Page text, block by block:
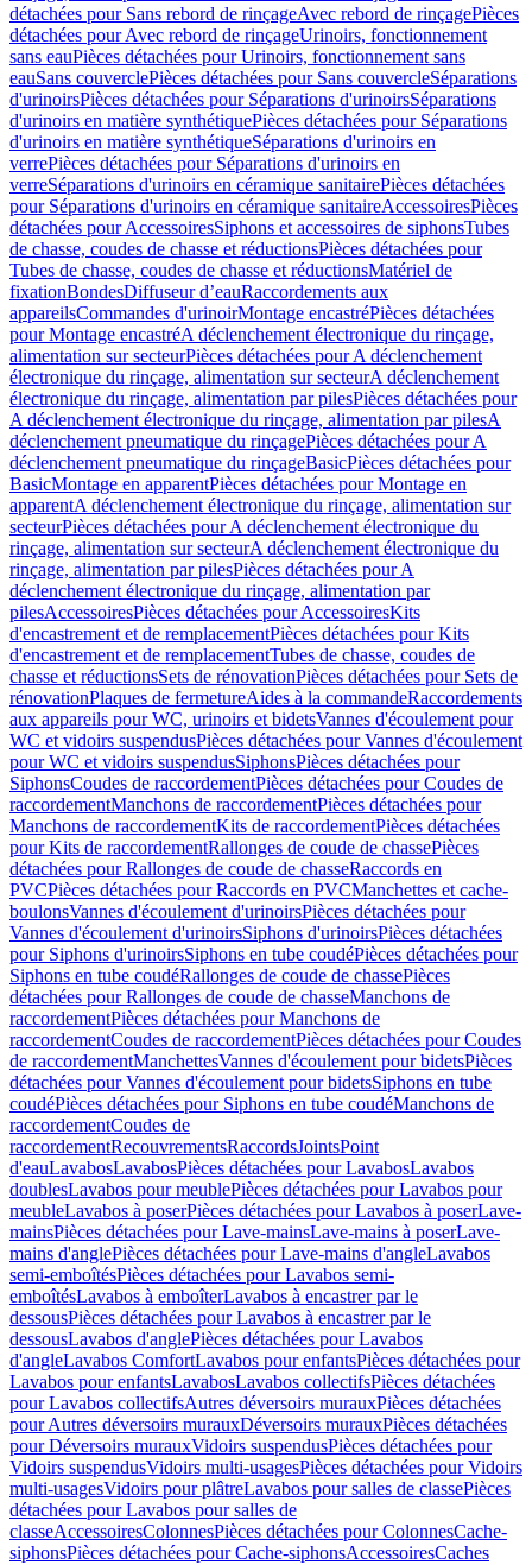
détachées pour Sans rebord de rinçageAvec rebord de rinçagePièces
détachées pour Avec rebord de rinçageUrinoirs, fonctionnement
sans eauPièces détachées pour Urinoirs, fonctionnement sans
eauSans couverclePièces détachées pour Sans couvercleSéparations
d'urinoirsPièces détachées pour Séparations d'urinoirsSéparations
d'urinoirs en matière synthétiquePièces détachées pour Séparations
d'urinoirs en matière synthétiqueSéparations d'urinoirs en
verrePièces détachées pour Séparations d'urinoirs en
verreSéparations d'urinoirs en céramique sanitairePièces détachées
pour Séparations d'urinoirs en céramique sanitaireAccessoiresPièces
détachées pour AccessoiresSiphons et accessoires de siphonsTubes
de chasse, coudes de chasse et réductionsPièces détachées pour
Tubes de chasse, coudes de chasse et réductionsMatériel de
fixationBondesDiffuseur d’eauRaccordements aux
appareilsCommandes d'urinoirMontage encastréPièces détachées
pour Montage encastréA déclenchement électronique du rinçage,
alimentation sur secteurPièces détachées pour A déclenchement
électronique du rinçage, alimentation sur secteurA déclenchement
électronique du rinçage, alimentation par pilesPièces détachées pour
A déclenchement électronique du rinçage, alimentation par pilesA
déclenchement pneumatique du rinçagePièces détachées pour A
déclenchement pneumatique du rinçageBasicPièces détachées pour
BasicMontage en apparentPièces détachées pour Montage en
apparentA déclenchement électronique du rinçage, alimentation sur
secteurPièces détachées pour A déclenchement électronique du
rinçage, alimentation sur secteurA déclenchement électronique du
rinçage, alimentation par pilesPièces détachées pour A
déclenchement électronique du rinçage, alimentation par
pilesAccessoiresPièces détachées pour AccessoiresKits
d'encastrement et de remplacementPièces détachées pour Kits
d'encastrement et de remplacementTubes de chasse, coudes de
chasse et réductionsSets de rénovationPièces détachées pour Sets de
rénovationPlaques de fermetureAides à la commandeRaccordements
aux appareils pour WC, urinoirs et bidetsVannes d'écoulement pour
WC et vidoirs suspendusPièces détachées pour Vannes d'écoulement
pour WC et vidoirs suspendusSiphonsPièces détachées pour
SiphonsCoudes de raccordementPièces détachées pour Coudes de
raccordementManchons de raccordementPièces détachées pour
Manchons de raccordementKits de raccordementPièces détachées
pour Kits de raccordementRallonges de coude de chassePièces
détachées pour Rallonges de coude de chasseRaccords en
PVCPièces détachées pour Raccords en PVCManchettes et cache-
boulonsVannes d'écoulement d'urinoirsPièces détachées pour
Vannes d'écoulement d'urinoirsSiphons d'urinoirsPièces détachées
pour Siphons d'urinoirsSiphons en tube coudéPièces détachées pour
Siphons en tube coudéRallonges de coude de chassePièces
détachées pour Rallonges de coude de chasseManchons de
raccordementPièces détachées pour Manchons de
raccordementCoudes de raccordementPièces détachées pour Coudes
de raccordementManchettesVannes d'écoulement pour bidetsPièces
détachées pour Vannes d'écoulement pour bidetsSiphons en tube
coudéPièces détachées pour Siphons en tube coudéManchons de
raccordementCoudes de
raccordementRecouvrementsRaccordsJointsPoint
d'eauLavabosLavabosPièces détachées pour LavabosLavabos
doublesLavabos pour meublePièces détachées pour Lavabos pour
meubleLavabos à poserPièces détachées pour Lavabos à poserLave-
mainsPièces détachées pour Lave-mainsLave-mains à poserLave-
mains d'anglePièces détachées pour Lave-mains d'angleLavabos
semi-emboîtésPièces détachées pour Lavabos semi-
emboîtésLavabos à emboîterLavabos à encastrer par le
dessousPièces détachées pour Lavabos à encastrer par le
dessousLavabos d'anglePièces détachées pour Lavabos
d'angleLavabos ComfortLavabos pour enfantsPièces détachées pour
Lavabos pour enfantsLavabosLavabos collectifsPièces détachées
pour Lavabos collectifsAutres déversoirs murauxPièces détachées
pour Autres déversoirs murauxDéversoirs murauxPièces détachées
pour Déversoirs murauxVidoirs suspendusPièces détachées pour
Vidoirs suspendusVidoirs multi-usagesPièces détachées pour Vidoirs
multi-usagesVidoirs pour plâtreLavabos pour salles de classePièces
détachées pour Lavabos pour salles de
classeAccessoiresColonnesPièces détachées pour ColonnesCache-
siphonsPièces détachées pour Cache-siphonsAccessoiresCaches